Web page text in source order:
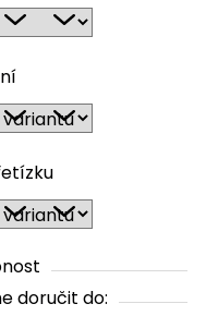
doručit do: